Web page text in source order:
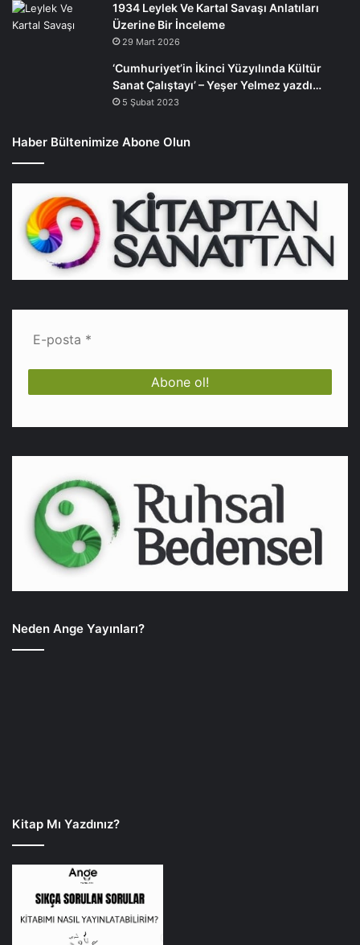
1934 Leylek Ve Kartal Savaşı Anlatıları
Üzerine Bir İnceleme
29 Mart 2026
‘Cumhuriyet’in İkinci Yüzyılında Kültür
Sanat Çalıştayı’ – Yeşer Yelmez yazdı…
5 Şubat 2023
Haber Bültenimize Abone Olun
Neden Ange Yayınları?
Kitap Mı Yazdınız?